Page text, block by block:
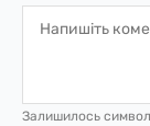
Залишилось